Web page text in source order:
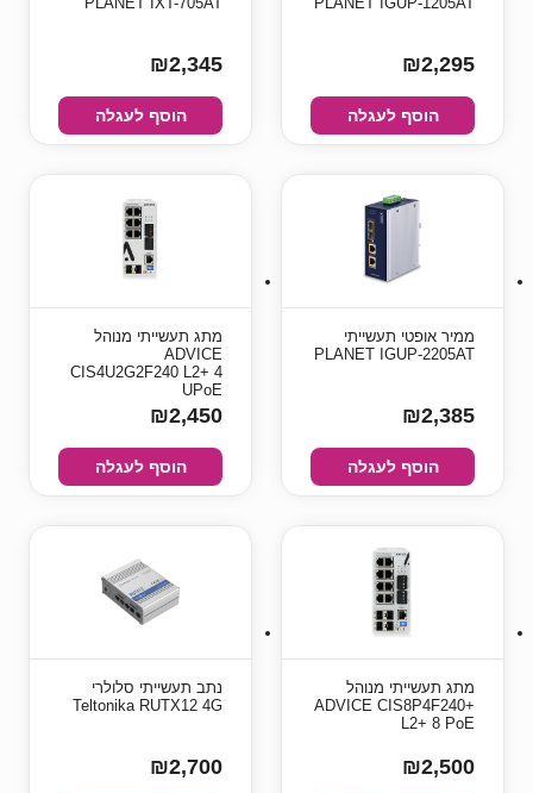
₪2,295
הוסף לעגלה
₪2,345
הוסף לעגלה
ממיר אופטי תעשייתי
PLANET IGUP-2205AT
₪2,385
הוסף לעגלה
מתג תעשייתי מנוהל
ADVICE
CIS4U2G2F240 L2+ 4
UPoE
₪2,450
הוסף לעגלה
מתג תעשייתי מנוהל
+ADVICE CIS8P4F240
L2+ 8 PoE
₪2,500
נתב תעשייתי סלולרי
Teltonika RUTX12 4G
₪2,700